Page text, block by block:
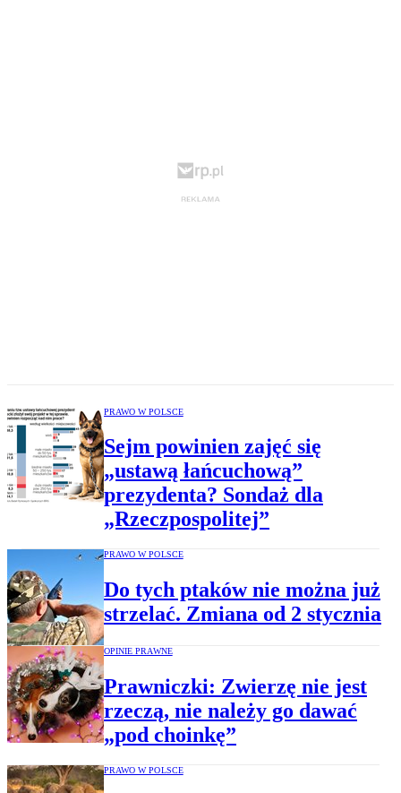
PRAWO W POLSCE
Sejm powinien zajęć się
„ustawą łańcuchową”
prezydenta? Sondaż dla
„Rzeczpospolitej”
PRAWO W POLSCE
Do tych ptaków nie można już
strzelać. Zmiana od 2 stycznia
OPINIE PRAWNE
Prawniczki: Zwierzę nie jest
rzeczą, nie należy go dawać
„pod choinkę”
PRAWO W POLSCE